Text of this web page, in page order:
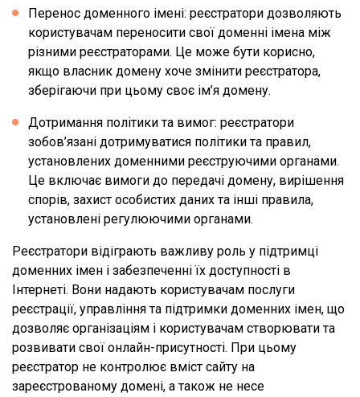
Перенос доменного імені: реєстратори дозволяють
користувачам переносити свої доменні імена між
різними реєстраторами. Це може бути корисно,
якщо власник домену хоче змінити реєстратора,
зберігаючи при цьому своє ім’я домену.
Дотримання політики та вимог: реєстратори
зобов’язані дотримуватися політики та правил,
установлених доменними реєструючими органами.
Це включає вимоги до передачі домену, вирішення
спорів, захист особистих даних та інші правила,
установлені регулюючими органами.
Реєстратори відіграють важливу роль у підтримці
доменних імен і забезпеченні їх доступності в
Інтернеті. Вони надають користувачам послуги
реєстрації, управління та підтримки доменних імен, що
дозволяє організаціям і користувачам створювати та
розвивати свої онлайн-присутності. При цьому
реєстратор не контролює вміст сайту на
зареєстрованому домені, а також не несе